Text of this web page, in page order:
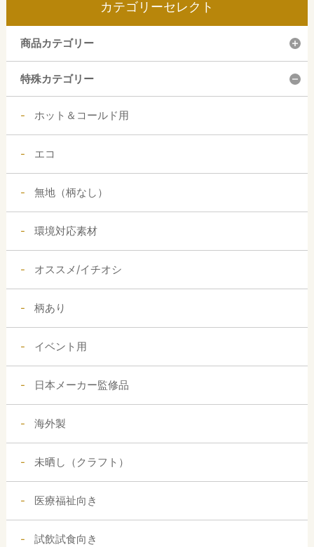
カテゴリーセレクト
商品カテゴリー
特殊カテゴリー
ホット＆コールド用
エコ
無地（柄なし）
環境対応素材
オススメ/イチオシ
柄あり
イベント用
日本メーカー監修品
海外製
未晒し（クラフト）
医療福祉向き
試飲試食向き